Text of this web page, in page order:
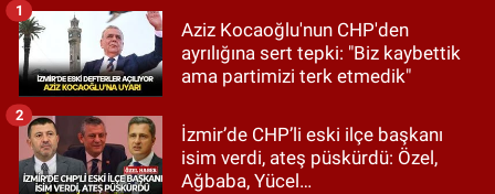
Aziz Kocaoğlu'nun CHP'den
ayrılığına sert tepki: "Biz kaybettik
ama partimizi terk etmedik"
1
İzmir’de CHP’li eski ilçe başkanı
isim verdi, ateş püskürdü: Özel,
Ağbaba, Yücel…
2